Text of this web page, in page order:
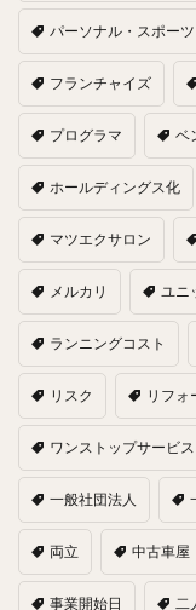
パーソナル・スポー
フランチャイズ
プログラマ ベ
ホールディングス化
マツエクサロン
メルカリ ユニ
ランニングコスト
リスク リフォ
ワンストップサービス
一般社団法人
両立 中古車屋
事業開始日 二